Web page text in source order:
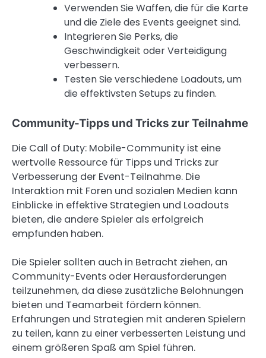
Verwenden Sie Waffen, die für die Karte
und die Ziele des Events geeignet sind.
Integrieren Sie Perks, die
Geschwindigkeit oder Verteidigung
verbessern.
Testen Sie verschiedene Loadouts, um
die effektivsten Setups zu finden.
Community-Tipps und Tricks zur Teilnahme
Die Call of Duty: Mobile-Community ist eine
wertvolle Ressource für Tipps und Tricks zur
Verbesserung der Event-Teilnahme. Die
Interaktion mit Foren und sozialen Medien kann
Einblicke in effektive Strategien und Loadouts
bieten, die andere Spieler als erfolgreich
empfunden haben.
Die Spieler sollten auch in Betracht ziehen, an
Community-Events oder Herausforderungen
teilzunehmen, da diese zusätzliche Belohnungen
bieten und Teamarbeit fördern können.
Erfahrungen und Strategien mit anderen Spielern
zu teilen, kann zu einer verbesserten Leistung und
einem größeren Spaß am Spiel führen.